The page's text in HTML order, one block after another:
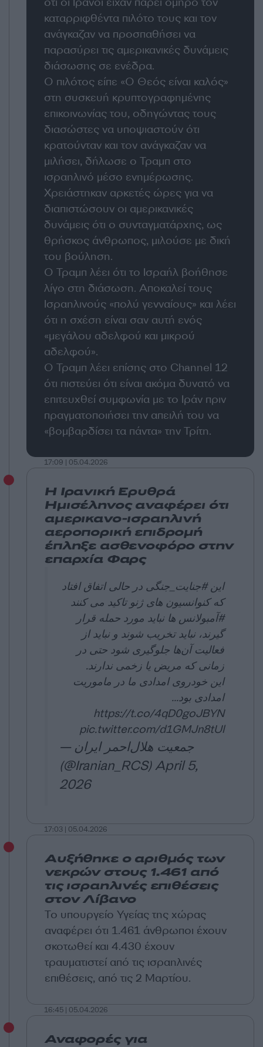
καταρριφθέντα πιλότο τους και τον
ανάγκαζαν να προσπαθήσει να
παρασύρει τις αμερικανικές δυνάμεις
διάσωσης σε ενέδρα.
Ο πιλότος είπε «Ο Θεός είναι καλός»
στη συσκευή κρυπτογραφημένης
επικοινωνίας του, οδηγώντας τους
διασώστες να υποψιαστούν ότι
κρατούνταν και τον ανάγκαζαν να
μιλήσει, δήλωσε ο Τραμπ στο
ισραηλινό μέσο ενημέρωσης.
Χρειάστηκαν αρκετές ώρες για να
διαπιστώσουν οι αμερικανικές
δυνάμεις ότι ο συνταγματάρχης, ως
θρήσκος άνθρωπος, μιλούσε με δική
του βούληση.
Ο Τραμπ λέει ότι το Ισραήλ βοήθησε
λίγο στη διάσωση. Αποκαλεί τους
Ισραηλινούς «πολύ γενναίους» και λέει
ότι η σχέση είναι σαν αυτή ενός
«μεγάλου αδελφού και μικρού
αδελφού».
Ο Τραμπ λέει επίσης στο Channel 12
ότι πιστεύει ότι είναι ακόμα δυνατό να
επιτευχθεί συμφωνία με το Ιράν πριν
πραγματοποιήσει την απειλή του να
«βομβαρδίσει τα πάντα» την Τρίτη.
17:09 | 05.04.2026
Η Ιρανική Ερυθρά
Ημισέληνος αναφέρει ότι
αμερικανο-ισραηλινή
αεροπορική επιδρομή
έπληξε ασθενοφόρο στην
επαρχία Φαρς
این#جنایت_جنگی در حالی اتفاق افتاد
که کنوانسیون های ژنو تاکید می کنند
#آمبولانس ها نباید مورد حمله قرار
گیرند، نباید تخریب شوند و نباید از
فعالیت آن‌ها جلوگیری شود حتی در
زمانی که مریض یا زخمی ندارند.
این خودروی امدادی ما در ماموریت
امدادی بود…
https://t.co/4qD0goJBYN
pic.twitter.com/d1GMJn8tUl
— جمعیت هلال‌احمر ایران
(@Iranian_RCS)April 5,
2026
17:03 | 05.04.2026
Αυξήθηκε ο αριθμός των
νεκρών στους 1.461 από
τις ισραηλινές επιθέσεις
στον Λίβανο
Το υπουργείο Υγείας της χώρας
αναφέρει ότι 1.461 άνθρωποι έχουν
σκοτωθεί και 4.430 έχουν
τραυματιστεί από τις ισραηλινές
επιθέσεις, από τις 2 Μαρτίου.
16:45 | 05.04.2026
Αναφορές για